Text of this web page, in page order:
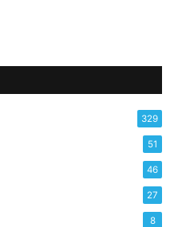
329
51
46
27
8